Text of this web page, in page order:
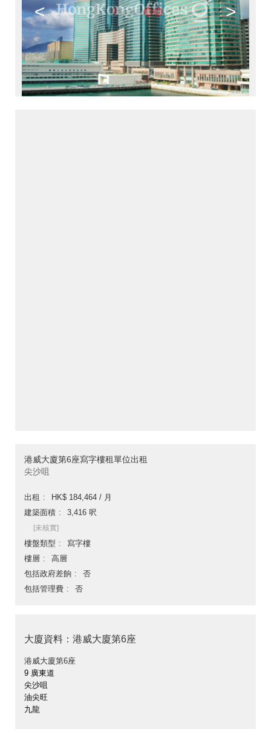
< >
港威大廈第6座寫字樓租單位出租
尖沙咀
出租
HK$ 184,464 / 月
建築面積
3,416 呎
[未核實]
樓盤類型
寫字樓
樓層
高層
包括政府差餉
否
包括管理費
否
大廈資料：港威大廈第6座
港威大廈第6座
9 廣東道
尖沙咀
油尖旺
九龍